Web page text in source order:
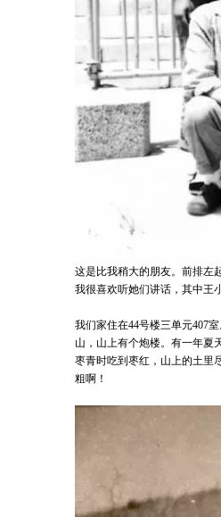
这是比我稍大的朋友。前排左
我很喜欢听她们讲话，其中王
我们家住在44号楼三单元407
山，山上有个炮楼。有一年夏
枣青时吃到枣红，山上的土里
粗啊！